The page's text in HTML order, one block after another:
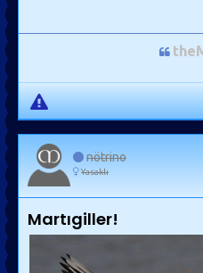
nötrino
Yasaklı
Martıgiller!